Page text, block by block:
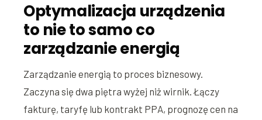
Optymalizacja urządzenia
to nie to samo co
zarządzanie energią
Zarządzanie energią to proces biznesowy.
Zaczyna się dwa piętra wyżej niż wirnik. Łączy
fakturę, taryfę lub kontrakt PPA, prognozę cen na